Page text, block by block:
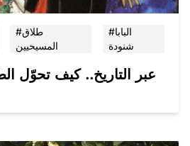
#طلاق
المسيحيين
#البابا
شنودة
عبر التاريخ.. كيف تحوّل